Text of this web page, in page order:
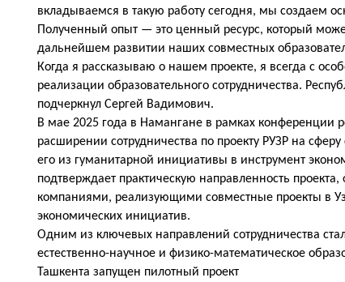
вкладываемся в такую работу сегодня, мы создаем
Полученный опыт — это ценный ресурс, который
дальнейшем развитии наших совместных
Когда я рассказываю о нашем проекте, я всегда с
реализации образовательного сотрудничества.
подчеркнул Сергей Вадимович.
В мае 2025 года в Намангане в рамках конференции
расширении сотрудничества по проекту РУЗР на
его из гуманитарной инициативы в инструмент
подтверждает практическую направленность
компаниями, реализующими совместные проекты в
экономических инициатив.
Одним из ключевых направлений сотрудничества
естественно-научное и физико-математическое
Ташкента запущен пилотный проект